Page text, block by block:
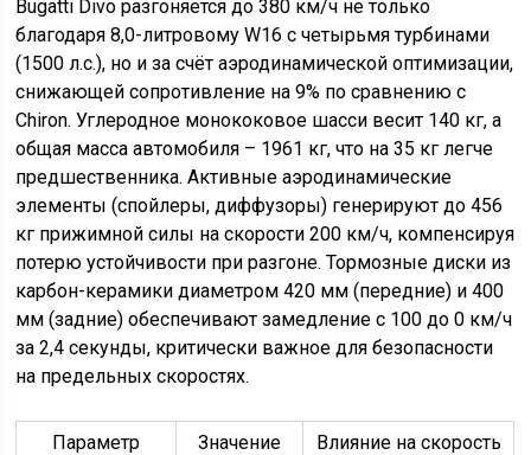
Bugatti Divo разгоняется до 380 км/ч не только
благодаря 8,0-литровому W16 с четырьмя турбинами
(1500 л.с.), но и за счёт аэродинамической оптимизации,
снижающей сопротивление на 9% по сравнению с
Chiron. Углеродное монококовое шасси весит 140 кг, а
общая масса автомобиля – 1961 кг, что на 35 кг легче
предшественника. Активные аэродинамические
элементы (спойлеры, диффузоры) генерируют до 456
кг прижимной силы на скорости 200 км/ч, компенсируя
потерю устойчивости при разгоне. Тормозные диски из
карбон-керамики диаметром 420 мм (передние) и 400
мм (задние) обеспечивают замедление с 100 до 0 км/ч
за 2,4 секунды, критически важное для безопасности
на предельных скоростях.
Параметр Значение
Влияние на скорость